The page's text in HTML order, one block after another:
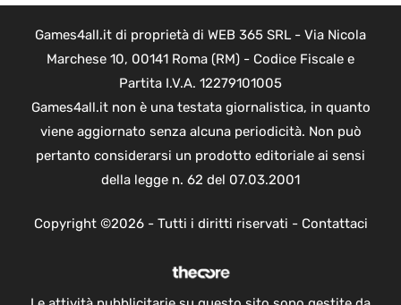
Games4all.it di proprietà di WEB 365 SRL - Via Nicola
Marchese 10, 00141 Roma (RM) - Codice Fiscale e
Partita I.V.A. 12279101005
Games4all.it non è una testata giornalistica, in quanto
viene aggiornato senza alcuna periodicità. Non può
pertanto considerarsi un prodotto editoriale ai sensi
della legge n. 62 del 07.03.2001
Copyright ©2026 - Tutti i diritti riservati - Contattaci